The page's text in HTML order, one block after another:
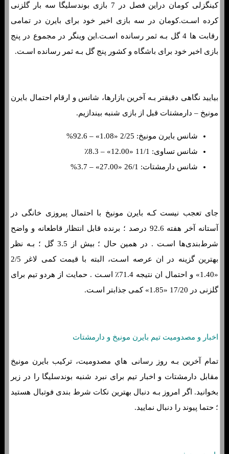
کینگزلی کومان دراین فصل در 7 بازی بوندسلیگا سه بار گلزنی
کرده اسـت.کومان در سه بازی اخیر خود برای بایرن در تمامی
رقابت ها 4 گل بـه ثمر رسانده اسـت.این وینگر در مجموع در پنج
بازی اخیر خود برای باشگاه و کشور پنج گل بـه ثمر رسانده اسـت.
بیایید نگاهی دقیقتر بـه آخرین بازارها، شانس و ارقام احتمال بایرن
مونیخ – دارمشتات قبل از بازی شنبه بیندازیم.
شانس بایرن مونیخ: 2/25 «1.08» – 92.6%
شانس تساوی: 11/1 «12.00» – 8.3٪
شانس دارمشتات: 26/1 «27.00» – 3.7%
جای تعجب نیست کـه بایرن مونیخ با احتمال پیروزی خانگی در
آستانه آخر هفته 92.6 درصد ؛ برنده قابل انتظار قاطعانه و واضح
شرط‌بندی‌ها اسـت . در همین حال ؛ بیش از 3.5 گل ؛ بـه نظر
بهترین گزینه در ان عرصه اسـت، البته با قیمت کمی لاغر 2/5
«1.40» و احتمال ان نتیجه 71.4٪ اسـت . حمایت از هردو تیم برای
گلزنی در 17/20 «1.85» کمی جذابتر اسـت.
اخبار و مصدومیت تیم بایرن مونیخ و دارمشتات
تمام آخرین بـه روز رسانی هاي‌ مصدومیت، ترکیب بایرن مونیخ
مقابل دارمشتات و اخبار تیم برای نبرد شنبه بوندسلیگا را در زیر
بخوانید. اگر امروز بـه دنبال بهترین نکات شرط بندی فوتبال هستید
؛ حتما پیوند را دنبال نمایید.